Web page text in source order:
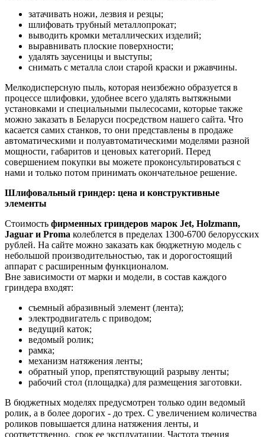
затачивать ножи, лезвия и резцы;
шлифовать трубный металлопрокат;
выводить кромки металлических изделий;
выравнивать плоские поверхности;
удалять заусеницы и выступы;
снимать с металла слои старой краски и ржавчины.
Мелкодисперсную пыль, которая неизбежно образуется в
процессе шлифовки, удобнее всего удалять вытяжными
установками и специальными пылесосами, которые также
можно заказать в Беларуси посредством нашего сайта. Что
касается самих станков, то они представлены в продаже
автоматическими и полуавтоматическими моделями разной
мощности, габаритов и ценовых категорий. Перед
совершением покупки вы можете проконсультироваться с
нами и только потом принимать окончательное решение.
Шлифовальный гриндер: цена и конструктивные
элементы
Стоимость фирменных гриндеров марок Jet, Holzmann,
Jaguar и Proma колеблется в пределах 1300-6700 белорусских
рублей. На сайте можно заказать как бюджетную модель с
небольшой производительностью, так и дорогостоящий
аппарат с расширенным функционалом.
Вне зависимости от марки и модели, в состав каждого
гриндера входят:
съемный абразивный элемент (лента);
электродвигатель с приводом;
ведущий каток;
ведомый ролик;
рамка;
механизм натяжения ленты;
обратный упор, препятствующий разрыву ленты;
рабочий стол (площадка) для размещения заготовки.
В бюджетных моделях предусмотрен только один ведомый
ролик, а в более дорогих - до трех. С увеличением количества
роликов повышается длина натяжения ленты, и
соответственно, срок ее эксплуатации. Частота трения